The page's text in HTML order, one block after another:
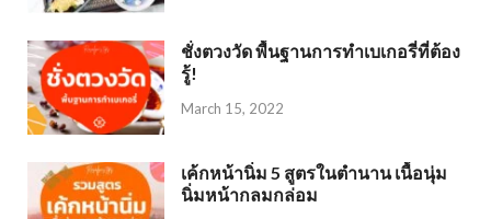
ชั่งตวงวัด พื้นฐานการทำเบเกอรี่ที่ต้อง
รู้!
March 15, 2022
เค้กหน้านิ่ม 5 สูตรในตำนาน เนื้อนุ่ม
นิ่มหน้ากลมกล่อม